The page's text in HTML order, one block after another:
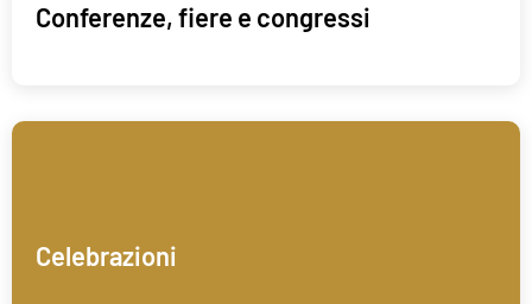
Conferenze, fiere e congressi
Celebrazioni